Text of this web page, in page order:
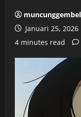
muncunggembel
Januari 25, 2026
4 minutes read